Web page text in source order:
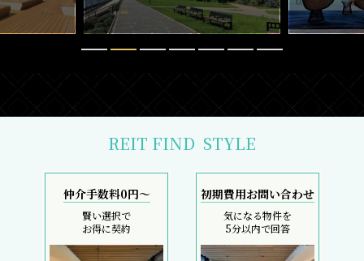
REIT FIND STYLE
仲介手数料0円～
賢い選択で
お得に契約
初期費用お問い合わせ
気になる物件を
5分以内で回答